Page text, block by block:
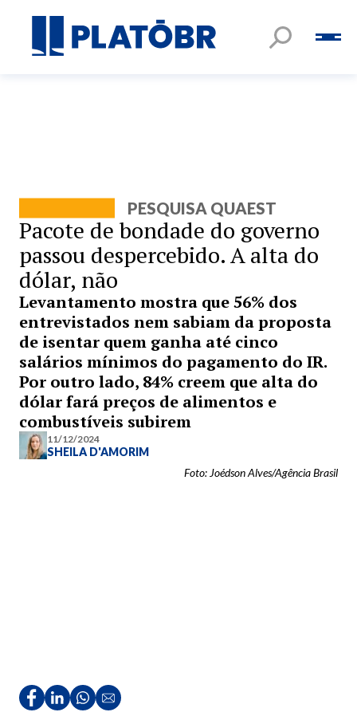
PESQUISA QUAEST
Pacote de bondade do governo
passou despercebido. A alta do
dólar, não
Levantamento mostra que 56% dos
entrevistados nem sabiam da proposta
de isentar quem ganha até cinco
salários mínimos do pagamento do IR.
Por outro lado, 84% creem que alta do
dólar fará preços de alimentos e
combustíveis subirem
11/12/2024
SHEILA D'AMORIM
Foto: Joédson Alves/Agência Brasil